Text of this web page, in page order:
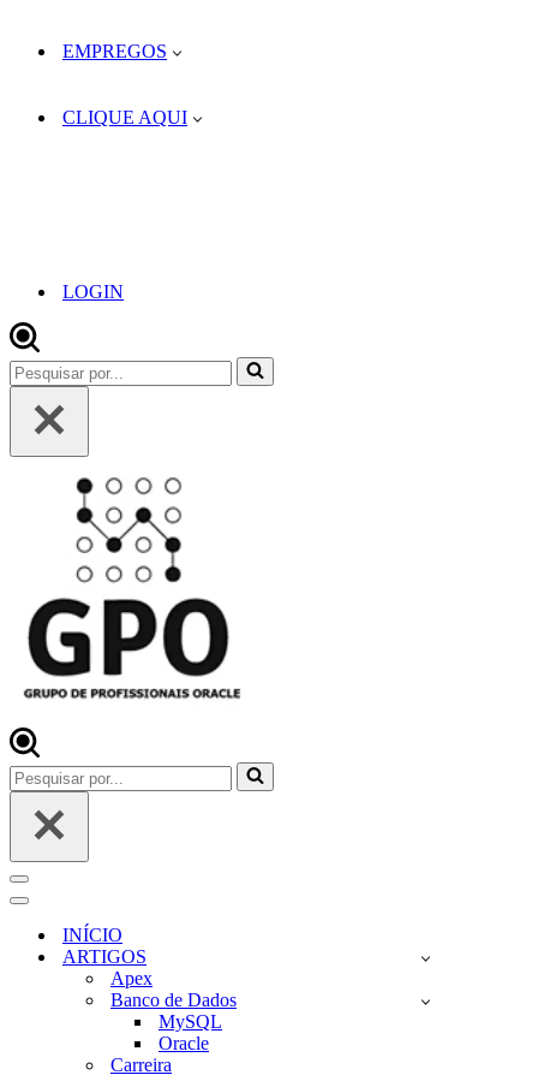
EMPREGOS
CLIQUE AQUI
LOGIN
Pesquisar
por...
Pesquisar
por...
Menu
de
navegação
Menu
navegaçãoINÍCIO
ARTIGOS
Apex
Banco de Dados
MySQL
Oracle
Carreira